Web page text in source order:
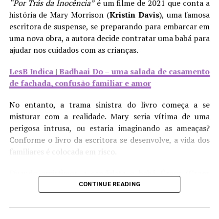
LesB Saúde | A solidão de mulheres sáficas
Consequentemente, isso deixa explícito o quanto essa
competitividade é um empecilho para o fortalecimento
de nós, mulheres LGBTQIA+, tanto de forma coletiva
acolhimento umas com as outras e, enquanto grupo,
politicamente falando. Afastar-nos desse lugar de afeto
que merecemos reforça as ações estereotipadas que nos
agridem. Desse modo, é importante reforçar a
importância de não reproduzir essas atitudes que
influenciam nossa saúde mental, para, assim, gerar
acolhimento de todas as formas enquanto comunidade.
“Por Trás da Inocência”é um filme de 2021 que conta a
história de Mary Morrison (Kristin Davis), uma famosa
escritora de suspense, se preparando para embarcar em
uma nova obra, a autora decide contratar uma babá para
ajudar nos cuidados com as crianças.
LesB Indica | Badhaai Do – uma salada de casamento
de fachada, confusão familiar e amor
No entanto, a trama sinistra do livro começa a se
misturar com a realidade. Mary seria vítima de uma
perigosa intrusa, ou estaria imaginando as ameaças?
Conforme o livro da escritora se desenvolve, a vida dos
familiares é colocada em risco.
Quando assistimos a candidata a babá Grace (
) entrar pela porta, ela faz uma cara de
primeiras frases, a garota comportada até demais
CONTINUE READING